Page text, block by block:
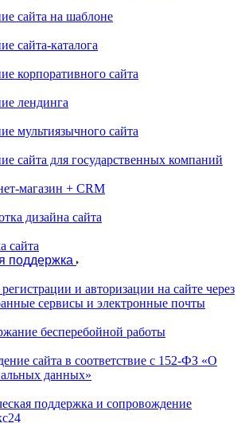
сайта на шаблоне
сайта-каталога
корпоративного сайта
лендинга
мультиязычного сайта
сайта для государственных компаний
магазин + CRM
дизайна сайта
сайта
поддержка
и авторизации на сайте через
сервисы и электронные почты
бесперебойной работы
сайта в соответствие с 152-ФЗ «О
данных»
поддержка и сопровождение